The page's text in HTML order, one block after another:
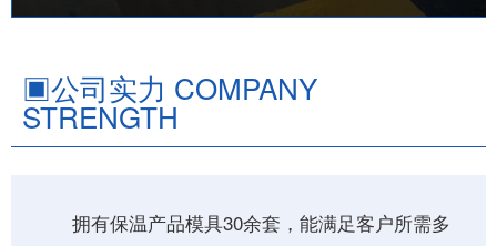
▣公司实力 COMPANY
STRENGTH
拥有保温产品模具30余套，能满足客户所需多